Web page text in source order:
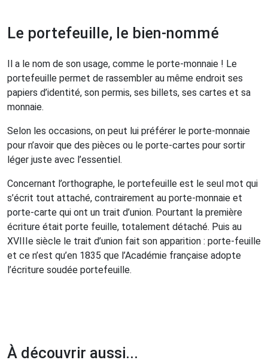
Le portefeuille, le bien-nommé
Il a le nom de son usage, comme le porte-monnaie ! Le
portefeuille permet de rassembler au même endroit ses
papiers d’identité, son permis, ses billets, ses cartes et sa
monnaie.
Selon les occasions, on peut lui préférer le porte-monnaie
pour n’avoir que des pièces ou le porte-cartes pour sortir
léger juste avec l’essentiel.
Concernant l’orthographe, le portefeuille est le seul mot qui
s’écrit tout attaché, contrairement au porte-monnaie et
porte-carte qui ont un trait d’union. Pourtant la première
écriture était porte feuille, totalement détaché. Puis au
XVIIIe siècle le trait d’union fait son apparition : porte-feuille
et ce n’est qu’en 1835 que l’Académie française adopte
l’écriture soudée portefeuille.
À découvrir aussi...